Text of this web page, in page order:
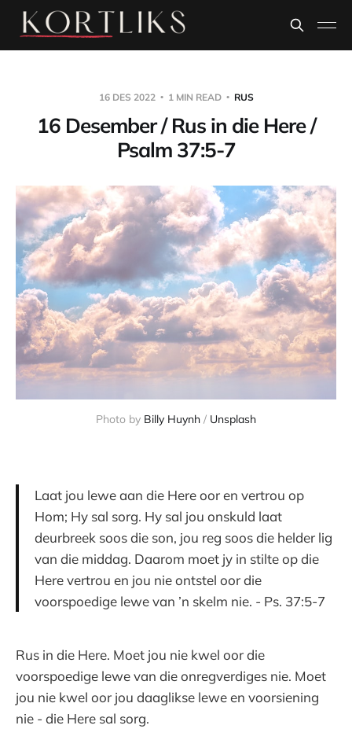
16 DES 2022 1 MIN READ RUS
16 Desember / Rus in die Here /
Psalm 37:5-7
Photo by Billy Huynh / Unsplash
Laat jou lewe aan die Here oor en vertrou op
Hom; Hy sal sorg. Hy sal jou onskuld laat
deurbreek soos die son, jou reg soos die helder lig
van die middag. Daarom moet jy in stilte op die
Here vertrou en jou nie ontstel oor die
voorspoedige lewe van ’n skelm nie. - Ps. 37:5-7
Rus in die Here. Moet jou nie kwel oor die
voorspoedige lewe van die onregverdiges nie. Moet
jou nie kwel oor jou daaglikse lewe en voorsiening
nie - die Here sal sorg.